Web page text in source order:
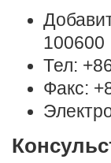
100600
Тел:
Факс: